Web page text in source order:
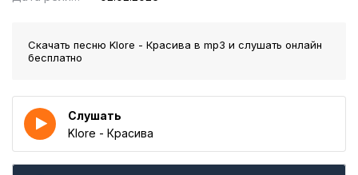
Скачать песню Klore - Красива в mp3 и слушать онлайн
бесплатно
Слушать
Klore - Красива